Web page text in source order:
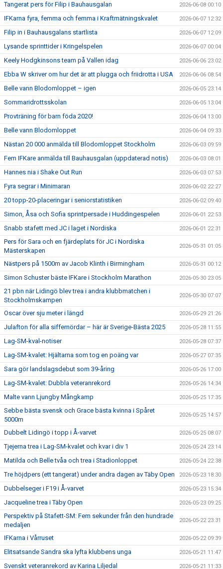
Tangerat pers för Filip i Bauhausgalan 2026-06-08 00:10
IFKarna fyra, femma och femma i Kraftmätningskvalet 2026-06-07 12:32
Filip in i Bauhausgalans startlista 2026-06-07 12:09
Lysande sprinttider i Kringelspelen 2026-06-07 00:04
Keely Hodgkinsons team på Vallen idag 2026-06-06 23:02
Ebba W skriver om hur det är att plugga och friidrotta i USA 2026-06-06 08:54
Belle vann Blodomloppet – igen 2026-06-05 23:14
Sommaridrottsskolan 2026-06-05 13:04
Provträning för barn föda 2020! 2026-06-04 13:00
Belle vann Blodomloppet 2026-06-04 09:33
Nästan 20 000 anmälda till Blodomloppet Stockholm 2026-06-03 09:59
Fem IFKare anmälda till Bauhausgalan (uppdaterad notis) 2026-06-03 08:01
Hannes nia i Shake Out Run 2026-06-03 07:53
Fyra segrar i Minimaran 2026-06-02 22:27
20 topp-20-placeringar i seniorstatistiken 2026-06-02 09:40
Simon, Åsa och Sofia sprintpersade i Huddingespelen 2026-06-01 22:53
Snabb stafett med JC i laget i Nordiska 2026-06-01 22:31
Pers för Sara och en fjärdeplats för JC i Nordiska
Mästerskapen
2026-05-31 01:05
Nästpers på 1500m av Jacob Klinth i Birmingham 2026-05-31 00:12
Simon Schuster bäste IFKare i Stockholm Marathon 2026-05-30 23:05
21 pbn när Lidingö blev trea i andra klubbmatchen i
Stockholmskampen
2026-05-30 07:07
Oscar över sju meter i längd 2026-05-29 21:26
Julafton för alla siffernördar – här är Sverige-Bästa 2025 2026-05-28 11:55
Lag-SM-kval-notiser 2026-05-28 07:37
Lag-SM-kvalet: Hjältarna som tog en poäng var 2026-05-27 07:35
Sara gör landslagsdebut som 39-åring 2026-05-26 17:00
Lag-SM-kvalet: Dubbla veteranrekord 2026-05-26 14:34
Malte vann Ljungby Mångkamp 2026-05-25 17:35
Sebbe bästa svensk och Grace bästa kvinna i Spåret
5000m
2026-05-25 14:57
Dubbelt Lidingö i topp i Å-varvet 2026-05-25 08:07
Tjejerna trea i Lag-SM-kvalet och kvar i div 1 2026-05-24 23:14
Matilda och Belle tvåa och trea i Stadionloppet 2026-05-24 22:38
Tre höjdpers (ett tangerat) under andra dagen av Täby Open 2026-05-23 18:30
Dubbelseger i F19 i Å-varvet 2026-05-23 15:34
Jacqueline trea i Täby Open 2026-05-23 09:25
Perspektiv på Stafett-SM: Fem sekunder från den hundrade
medaljen
2026-05-22 23:31
IFKarna i Vårruset 2026-05-22 09:39
Elitsatsande Sandra ska lyfta klubbens unga 2026-05-21 11:47
Svenskt veteranrekord av Karina Liljedal 2026-05-21 11:33